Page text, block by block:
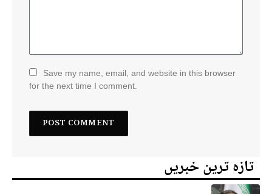
Save my name, email, and website in this browser
for the next time I comment.
تازہ ترین خبریں